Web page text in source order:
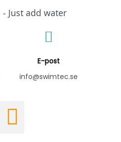
E-post
info@swimtec.se